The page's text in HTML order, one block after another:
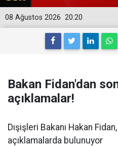
20:20
08 Ağustos 2026
Bakan Fidan'dan
açıklamalar!
Dışişleri Bakanı Hakan
açıklamalarda bulunuyor